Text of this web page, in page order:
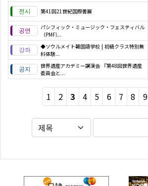
第41回21世紀国際書展
パシフィック・ミュージック・フェスティバル
（PMF)...
◆ソウルメイト韓国語学校 | 初級クラス特別無
料体験...
世界遺産アカデミー講演会 『第48回世界遺産
委員会と...
1 2 3 4 5 6 7 8 9